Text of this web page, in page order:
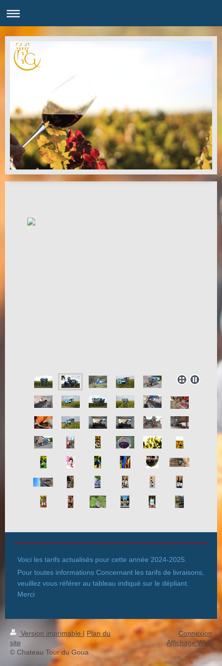
Voici les tarifs actualisés pour cette année 2024-2025.
Pour toutes informations Concernant les tarifs de livraisons,
veuillez vous référer au tableau indiqué sur le dépliant.
Merci
Version imprimable | Plan du
site
© Chateau Tour du Goua
Connexion
Affichage Web